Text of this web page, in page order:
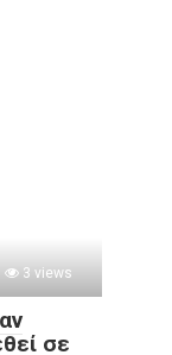
3 views
σε